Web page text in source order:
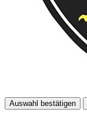
Auswahl bestätigen